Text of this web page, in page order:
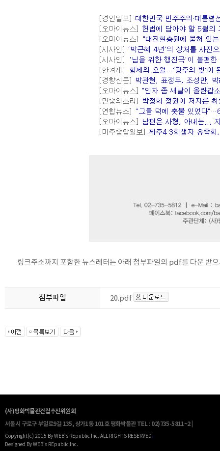
링크주소까지 포함한 뉴스레터는 아래 첨부파일의 pdf를 다운 받
첨부파일 20.pdf
(사)평화박물관건립추진위원회
서울시 구로구 부일로9길 135, 상가1동 101호 평화박물관 TEL : 02)735-5811~2 |
Copyright(c) 2015 By WEB's REpublic Inc. ALL RIGHTS RESERVED.
Designed By WEB's REpublic Inc.